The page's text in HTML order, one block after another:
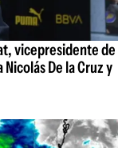
vicepresidente de
De la Cruz y